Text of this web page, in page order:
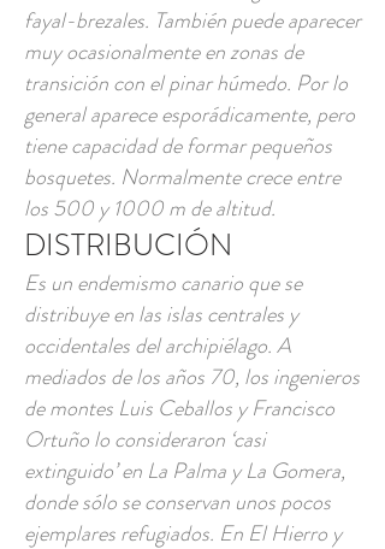
fayal-brezales. También puede aparecer
muy ocasionalmente en zonas de
transición con el pinar húmedo. Por lo
general aparece esporádicamente, pero
tiene capacidad de formar pequeños
bosquetes. Normalmente crece entre
los 500 y 1000 m de altitud.
DISTRIBUCIÓN
Es un endemismo canario que se
distribuye en las islas centrales y
occidentales del archipiélago. A
mediados de los años 70, los ingenieros
de montes Luis Ceballos y Francisco
Ortuño lo consideraron ‘casi
extinguido’ en La Palma y La Gomera,
donde sólo se conservan unos pocos
ejemplares refugiados. En El Hierro y